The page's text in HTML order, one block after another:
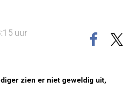
uur
zien er niet geweldig uit,